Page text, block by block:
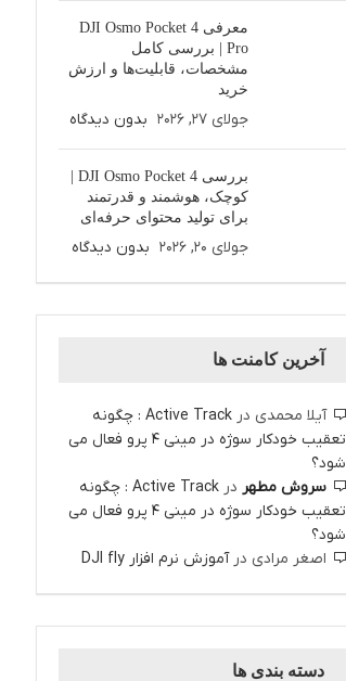
معرفی DJI Osmo Pocket 4
Pro | بررسی کامل
مشخصات، قابلیت‌ها و ارزش
خرید
جولای 27, 2026 بدون دیدگاه
بررسی DJI Osmo Pocket 4 |
کوچک، هوشمند و قدرتمند
برای تولید محتوای حرفه‌ای
جولای 20, 2026 بدون دیدگاه
آخرین کامنت ها
آیلا محمدی در
Active Track : چگونه
تعقیب خودکار سوژه در مینی 4 پرو فعال می
شود؟
سروش مطهردر
Active Track : چگونه
تعقیب خودکار سوژه در مینی 4 پرو فعال می
شود؟
اصغر مرادی درآموزش نرم افزار DJI fly
دسته بندی ها